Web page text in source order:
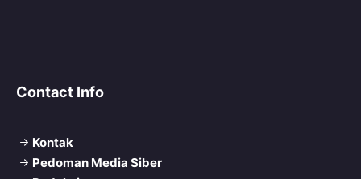
Contact Info
Kontak
Pedoman Media Siber